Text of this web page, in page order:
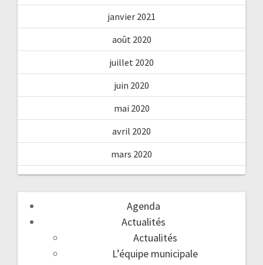
janvier 2021
août 2020
juillet 2020
juin 2020
mai 2020
avril 2020
mars 2020
Agenda
Actualités
Actualités
L’équipe municipale